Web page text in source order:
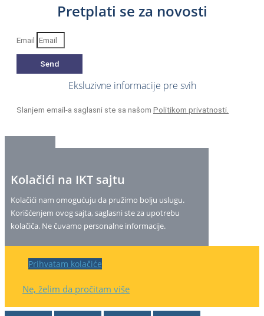
Pretplati se za novosti
Email
Send
Eksluzivne informacije pre svih
Slanjem email-a saglasni ste sa našom Politikom privatnosti.
Kolačići na IKT sajtu
Kolačići nam omogućuju da pružimo bolju uslugu.
Korišćenjem ovog sajta, saglasni ste za upotrebu
kolačiča. Ne čuvamo personalne informacije.
Prihvatam kolačiće
Ne, želim da pročitam više